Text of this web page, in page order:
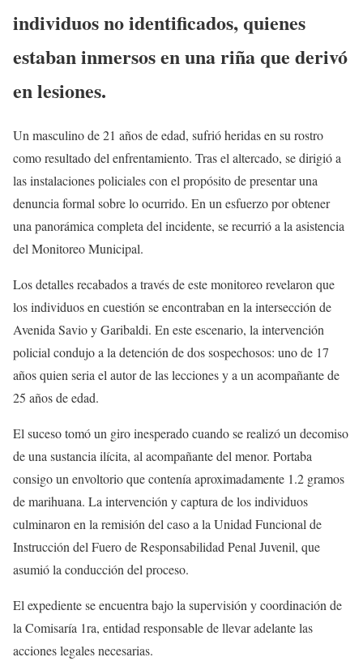
individuos no identificados, quienes
estaban inmersos en una riña que derivó
en lesiones.
Un masculino de 21 años de edad, sufrió heridas en su rostro
como resultado del enfrentamiento. Tras el altercado, se dirigió a
las instalaciones policiales con el propósito de presentar una
denuncia formal sobre lo ocurrido. En un esfuerzo por obtener
una panorámica completa del incidente, se recurrió a la asistencia
del Monitoreo Municipal.
Los detalles recabados a través de este monitoreo revelaron que
los individuos en cuestión se encontraban en la intersección de
Avenida Savio y Garibaldi. En este escenario, la intervención
policial condujo a la detención de dos sospechosos: uno de 17
años quien seria el autor de las lecciones y a un acompañante de
25 años de edad.
El suceso tomó un giro inesperado cuando se realizó un decomiso
de una sustancia ilícita, al acompañante del menor. Portaba
consigo un envoltorio que contenía aproximadamente 1.2 gramos
de marihuana. La intervención y captura de los individuos
culminaron en la remisión del caso a la Unidad Funcional de
Instrucción del Fuero de Responsabilidad Penal Juvenil, que
asumió la conducción del proceso.
El expediente se encuentra bajo la supervisión y coordinación de
la Comisaría 1ra, entidad responsable de llevar adelante las
acciones legales necesarias.